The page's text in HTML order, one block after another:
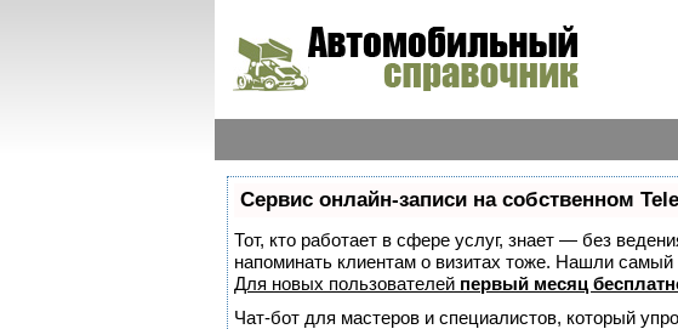
Сервис онлайн-записи на собственном
Тот, кто работает в сфере услуг, знает — без
напоминать клиентам о визитах тоже. Нашли
Для новых пользователей первый месяц
Чат-бот для мастеров и специалистов, который